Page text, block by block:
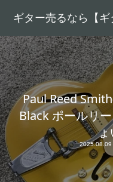
ギター売るなら【ギ
Paul Reed
Black ポールリ
ょ
2025.08.09